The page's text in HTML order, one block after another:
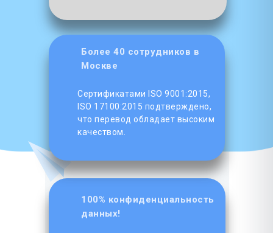
100% конфиденциальность
данных!
Более 40 сотрудников в
Москве
Сертификатами ISO 9001:2015,
ISO 17100:2015 подтверждено,
что перевод обладает высоким
качеством.